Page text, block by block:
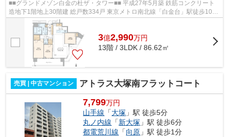
■■グランドメゾン白金の杜ザ・タワー■■ 平成27年5月築 鉄筋コンクリート
造地下1階地上30階建 総戸数334戸 東京メトロ南北線「白金台」駅徒歩10分
東京メトロ日比谷線「広尾」駅徒歩1...
3億2,990万円
13階 / 3LDK / 86.62㎡
売買 | 中古マンション アトラス大塚南フラットコート
7,799万円
山手線 「大塚 」駅 徒歩5分
丸ノ内線 「新大塚 」駅 徒歩6分
都電荒川線 「向原 」駅 徒歩1分